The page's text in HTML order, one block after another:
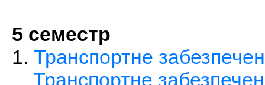
5 семестр
1. Транспортне
Транспортне